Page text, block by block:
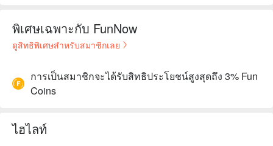
พิเศษเฉพาะกับ FunNow
ดูสิทธิพิเศษสำหรับสมาชิกเลย
การเป็นสมาชิกจะได้รับสิทธิประโยชน์สูงสุดถึง 3% Fun
Coins
ไฮไลท์